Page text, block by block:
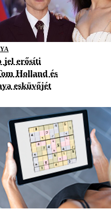
jel erősíti
Holland és
esküvőjét